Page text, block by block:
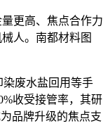
更高、焦点合作力
人。南都材料图
废水盐回用等手
收受接管率，其研
品牌升级的焦点支